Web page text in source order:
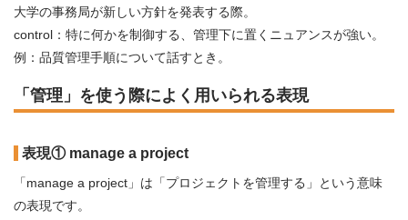
大学の事務局が新しい方針を発表する際。
control：特に何かを制御する、管理下に置くニュアンスが強い。
例：品質管理手順について話すとき。
「管理」を使う際によく用いられる表現
表現① manage a project
「manage a project」は「プロジェクトを管理する」という意味
の表現です。